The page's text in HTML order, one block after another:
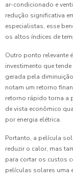
ar-condicionado e
redução significativa
especialistas, esse
os altos índices de
Outro ponto relevante
investimento que
gerada pela
notam um retorno
retorno rápido torna a
de vista econômico
por energia elétrica.
Portanto, a película
reduzir o calor, mas
para cortar os custos
películas solares uma